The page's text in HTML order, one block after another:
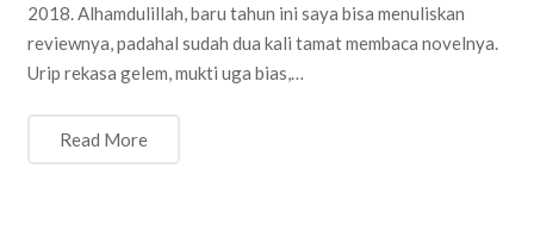
2018. Alhamdulillah, baru tahun ini saya bisa menuliskan
reviewnya, padahal sudah dua kali tamat membaca novelnya.
Urip rekasa gelem, mukti uga bias,…
Read More